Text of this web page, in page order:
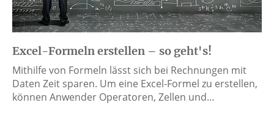
Excel-Formeln erstellen – so geht's!
Mithilfe von Formeln lässt sich bei Rechnungen mit
Daten Zeit sparen. Um eine Excel-Formel zu erstellen,
können Anwender Operatoren, Zellen und…